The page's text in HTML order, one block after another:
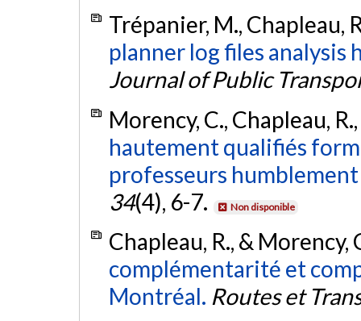
Trépanier, M., Chapleau,
planner log files analysis
Journal of Public
Morency, C., Chapleau,
hautement qualifiés
professeurs
34(4), 6-7. Non disponible
Chapleau, R., & Morency,
complémentarité et
Montréal. Routes et